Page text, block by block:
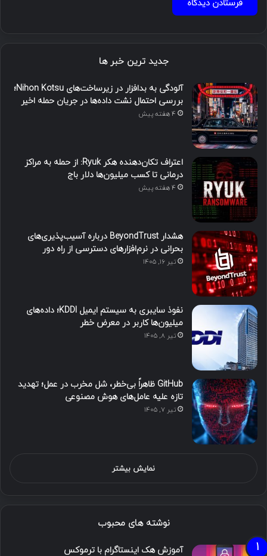
جدید ترین خبر ها
آلودگی به بدافزار در زیرساخت‌های Nihon Kotsu؛
بررسی احتمال نشت داده‌ها در جریان حمله اخیر
4 هفته پیش
اعتراف تکان‌دهنده هکر Ryuk: از حمله به مراکز
درمانی تا کسب میلیون‌ها دلار باج
4 هفته پیش
هشدار BeyondTrust درباره آسیب‌پذیری‌های
بحرانی در نرم‌افزارهای دسترسی از راه دور
تیر ۱۶, ۱۴۰۵
نفوذ سایبری به سیستم ایمیل KDDI؛ داده‌های
میلیون‌ها کاربر در معرض خطر
تیر ۸, ۱۴۰۵
GitHub ظاهراً بی‌خطر، شل مخرب در عمل؛ تهدید
تازه علیه عامل‌های هوش مصنوعی
تیر ۷, ۱۴۰۵
نمایش بیشتر
نوشته های محبوب
آموزش هک اینستاگرام با ترموکس